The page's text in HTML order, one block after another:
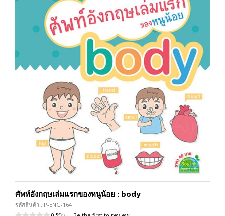
ศัพท์อังกฤษเล่มแรกของหนูน้อย : body
รหัสสินค้า : P-ENG-164